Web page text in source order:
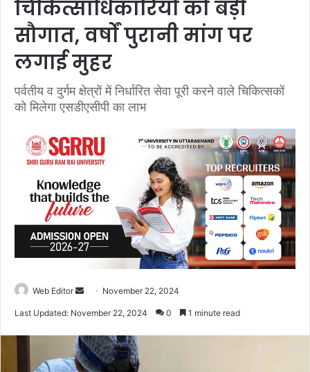
चिकित्साधिकारियों को बड़ी
सौगात, वर्षों पुरानी मांग पर
लगाई मुहर
पर्वतीय व दुर्गम क्षेत्रों में निर्धारित सेवा पूरी करने वाले चिकित्सकों
को मिलेगा एसडीएसीपी का लाभ
Web Editor
d
a
November 22, 2024
Last Updated: November 22, 2024 0 1 minute read